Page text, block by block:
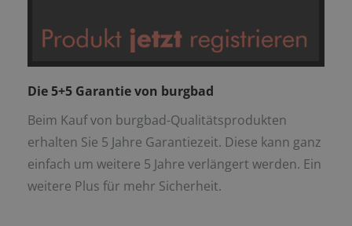
Die 5+5 Garantie von burgbad
Beim Kauf von burgbad-Qualitätsprodukten
erhalten Sie 5 Jahre Garantiezeit. Diese kann ganz
einfach um weitere 5 Jahre verlängert werden. Ein
weitere Plus für mehr Sicherheit.